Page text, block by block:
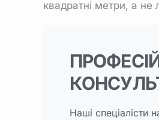
квадратні метри, а
Наші спеціалісти